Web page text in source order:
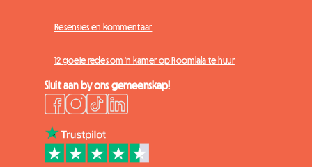
Resensies en kommentaar
12 goeie redes om 'n kamer op Roomlala te huur
Sluit aan by ons gemeenskap!